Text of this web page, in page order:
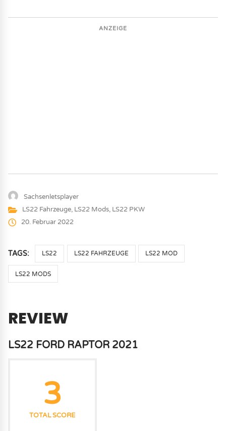
ANZEIGE
Sachsenletsplayer
LS22 Fahrzeuge, LS22 Mods, LS22 PKW
20. Februar 2022
TAGS: LS22 LS22 FAHRZEUGE LS22 MOD
LS22 MODS
REVIEW
LS22 FORD RAPTOR 2021
3
TOTAL SCORE